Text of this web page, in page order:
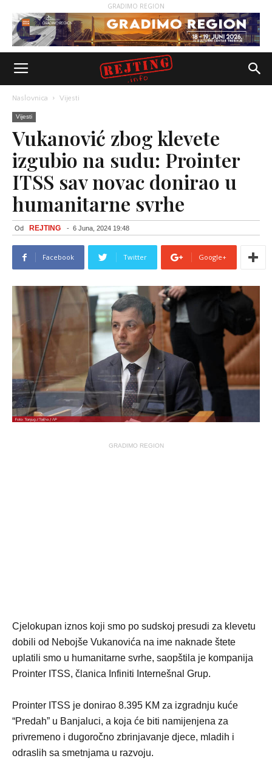
GRADIMO REGION
Naslovnica Vijesti
Vijesti
Vukanović zbog klevete
izgubio na sudu: Prointer
ITSS sav novac donirao u
humanitarne svrhe
Od REJTING - 6 Juna, 2024 19:48
Facebook Twitter Google+
GRADIMO REGION
Cjelokupan iznos koji smo po sudskoj presudi za klevetu
dobili od Nebojše Vukanovića na ime naknade štete
uplatili smo u humanitarne svrhe, saopštila je kompanija
Prointer ITSS, članica Infiniti Internešnal Grup.
Prointer ITSS je donirao 8.395 KM za izgradnju kuće
“Predah” u Banjaluci, a koja će biti namijenjena za
privremeno i dugoročno zbrinjavanje djece, mladih i
odraslih sa smetnjama u razvoju.